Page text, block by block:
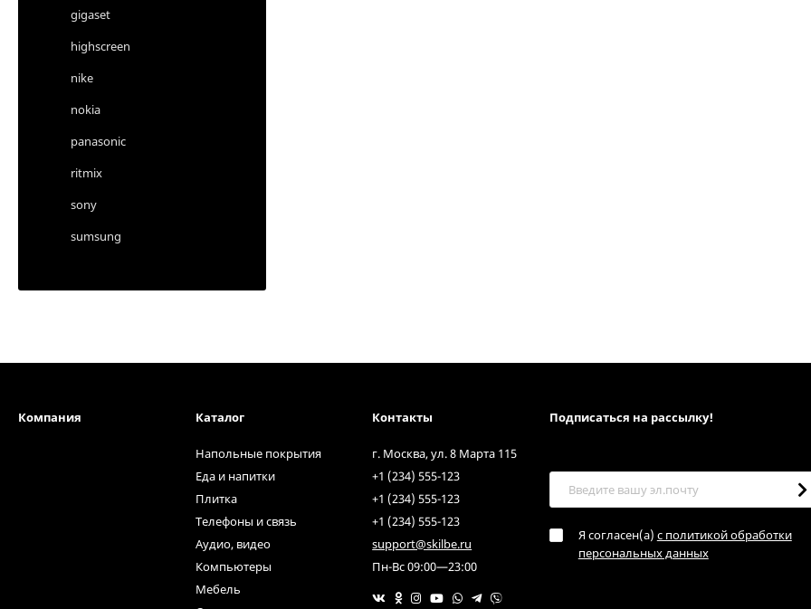
gigaset
highscreen
nike
nokia
panasonic
ritmix
sony
sumsung
Компания Каталог
Напольные покрытия
Еда и напитки
Плитка
Телефоны и связь
Аудио, видео
Компьютеры
Мебель
Контакты
г. Москва, ул. 8 Марта 115
+1 (234) 555-123
+1 (234) 555-123
+1 (234) 555-123
support@skilbe.ru
Пн-Вс 09:00—23:00
Подписаться на рассылкy!
Я согласен(a) с политикой обработки
персональных данных